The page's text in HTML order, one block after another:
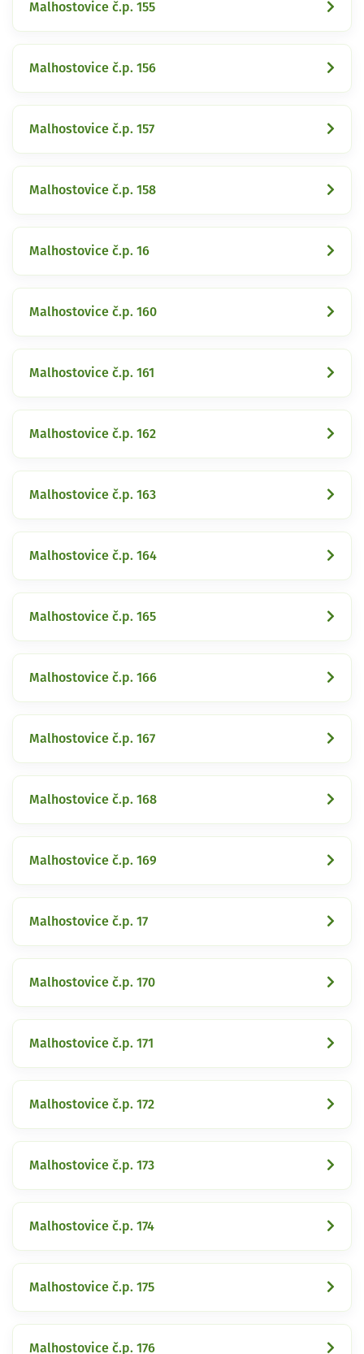
Malhostovice č.p. 155
Malhostovice č.p. 156
Malhostovice č.p. 157
Malhostovice č.p. 158
Malhostovice č.p. 16
Malhostovice č.p. 160
Malhostovice č.p. 161
Malhostovice č.p. 162
Malhostovice č.p. 163
Malhostovice č.p. 164
Malhostovice č.p. 165
Malhostovice č.p. 166
Malhostovice č.p. 167
Malhostovice č.p. 168
Malhostovice č.p. 169
Malhostovice č.p. 17
Malhostovice č.p. 170
Malhostovice č.p. 171
Malhostovice č.p. 172
Malhostovice č.p. 173
Malhostovice č.p. 174
Malhostovice č.p. 175
Malhostovice č.p. 176